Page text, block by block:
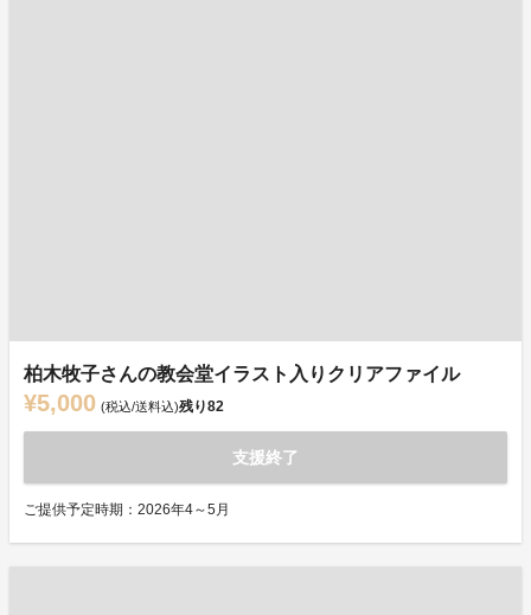
柏木牧子さんの教会堂イラスト入りクリアファイル
¥5,000 (税込/送料込)残り82
支援終了
ご提供予定時期：2026年4～5月